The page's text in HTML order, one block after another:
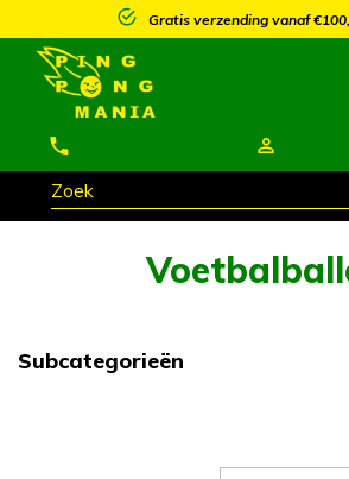
Gratis verzending vanaf
Subcategorieën